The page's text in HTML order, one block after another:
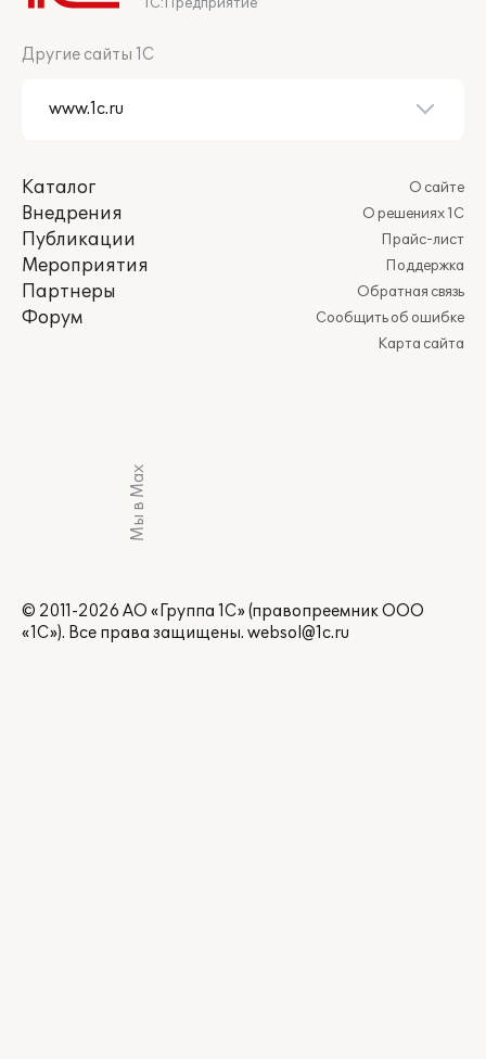
Другие сайты 1С
Каталог
Внедрения
Публикации
Мероприятия
Партнеры
Форум
О сайте
О решениях 1С
Прайс-лист
Поддержка
Обратная связь
Сообщить об ошибке
Карта сайта
Мы в Max
© 2011-2026 АО «Группа 1С» (правопреемник ООО
«1С»). Все права защищены. websol@1c.ru